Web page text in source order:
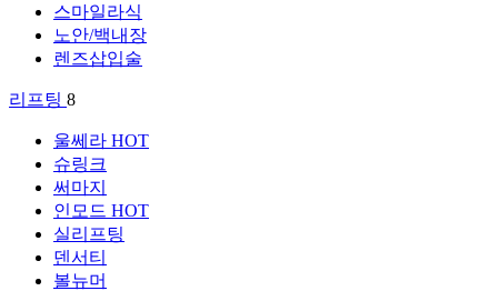
스마일라식
노안/백내장
렌즈삽입술
리프팅 8
울쎄라 HOT
슈링크
써마지
인모드 HOT
실리프팅
덴서티
볼뉴머